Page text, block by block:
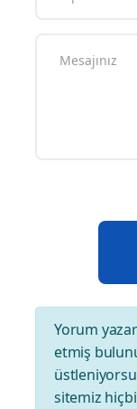
Yorum
etmiş
sitemiz